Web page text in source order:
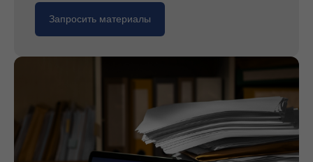
Запросить материалы